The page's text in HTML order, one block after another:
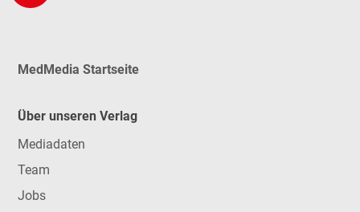
MedMedia Startseite
Über unseren Verlag
Mediadaten
Team
Jobs